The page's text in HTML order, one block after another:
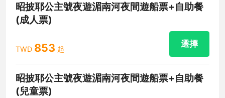
昭披耶公主號夜遊湄南河夜間遊船票+自助餐
(成人票)
TWD 853 起
選擇
昭披耶公主號夜遊湄南河夜間遊船票+自助餐
(兒童票)